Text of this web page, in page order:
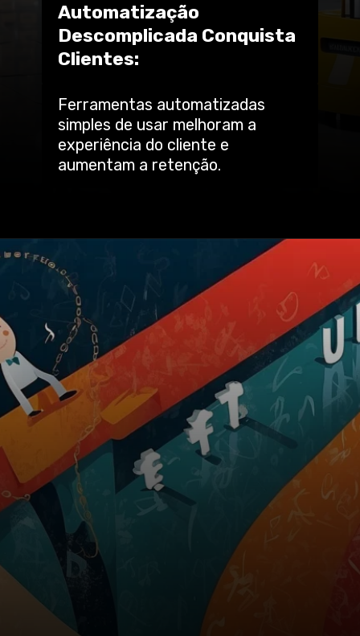
Ferramentas automatizadas
simples de usar melhoram a
experiência do cliente e
aumentam a retenção.
Automatização
Descomplicada Conquista
Clientes: